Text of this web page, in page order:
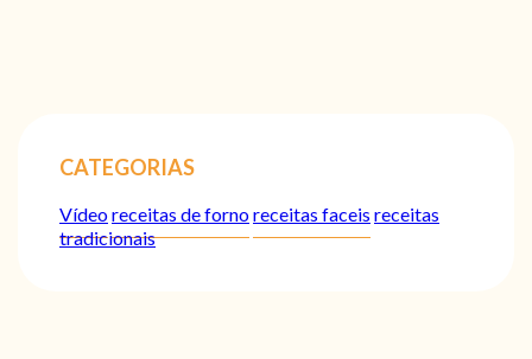
CATEGORIAS
Vídeoreceitas de fornoreceitas faceis receitas
tradicionais